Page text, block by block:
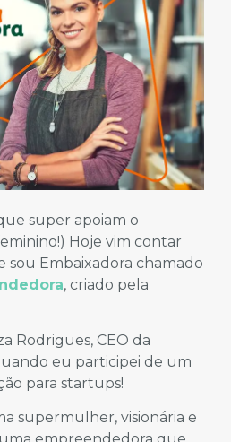
super apoiam o
Hoje vim contar
Embaixadora chamado
, criado pela
Rodrigues, CEO da
eu participei de um
para startups!
supermulher, visionária e